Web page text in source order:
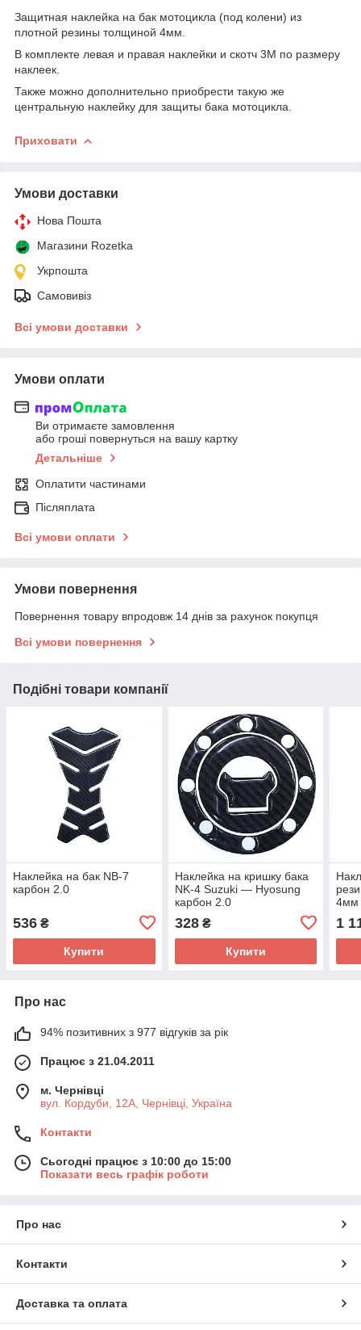
Защитная наклейка на бак мотоцикла (под колени) из
плотной резины толщиной 4мм.
В комплекте левая и правая наклейки и скотч 3М по размеру
наклеек.
Также можно дополнительно приобрести такую же
центральную наклейку для защиты бака мотоцикла
Приховати
Умови доставки
Нова Пошта
Магазини Rozetka
Укрпошта
Самовивіз
Всі умови доставки
Умови оплати
Ви отримаєте замовлення
або гроші повернуться на вашу картку
Детальніше
Оплатити частинами
Післяплата
Всі умови оплати
Умови повернення
Повернення товару впродовж 14 днів за рахунок покупця
Всі умови повернення
Подібні товари компанії
Наклейка на бак NB-7
карбон 2.0
536 ₴
Купити
Наклейка на кришку бака
NK-4 Suzuki — Hyosung
карбон 2.0
328₴
Купити
4мм
1
Про нас
94% позитивних з 977 відгуків за рік
Працює з 21.04.2011
м. Чернівці
вул. Кордуби, 12А, Чернівці, Україна
Контакти
Сьогодні працює з 10:00 до 15:00
Показати весь графік роботи
Про нас
Контакти
Доставка та оплата